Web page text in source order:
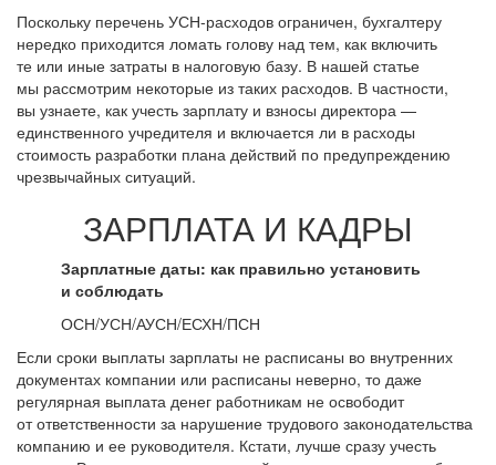
Поскольку перечень УСН-расходов ограничен, бухгалтеру
нередко приходится ломать голову над тем, как включить
те или иные затраты в налоговую базу. В нашей статье
мы рассмотрим некоторые из таких расходов. В частности,
вы узнаете, как учесть зарплату и взносы директора —
единственного учредителя и включается ли в расходы
стоимость разработки плана действий по предупреждению
чрезвычайных ситуаций.
ЗАРПЛАТА И КАДРЫ
Зарплатные даты: как правильно установить
и соблюдать
ОСН/УСН/АУСН/ЕСХН/ПСН
Если сроки выплаты зарплаты не расписаны во внутренних
документах компании или расписаны неверно, то даже
регулярная выплата денег работникам не освободит
от ответственности за нарушение трудового законодательства
компанию и ее руководителя. Кстати, лучше сразу учесть